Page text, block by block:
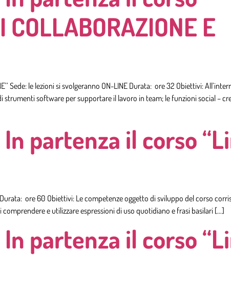
E
Sede: le lezioni si svolgeranno ON-LINE Durata: ore 32 Obiettivi:
software per supportare il lavoro in team; le funzioni social –
partenza il corso
ore 60 Obiettivi: Le competenze oggetto di sviluppo del corso
e utilizzare espressioni di uso quotidiano e frasi basilari […]
partenza il corso